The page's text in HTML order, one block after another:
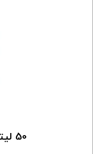
50 لیتری (12 کیلوگرم)